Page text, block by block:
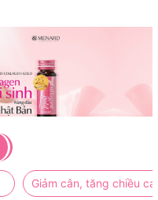
Giảm cân, tăng chiều